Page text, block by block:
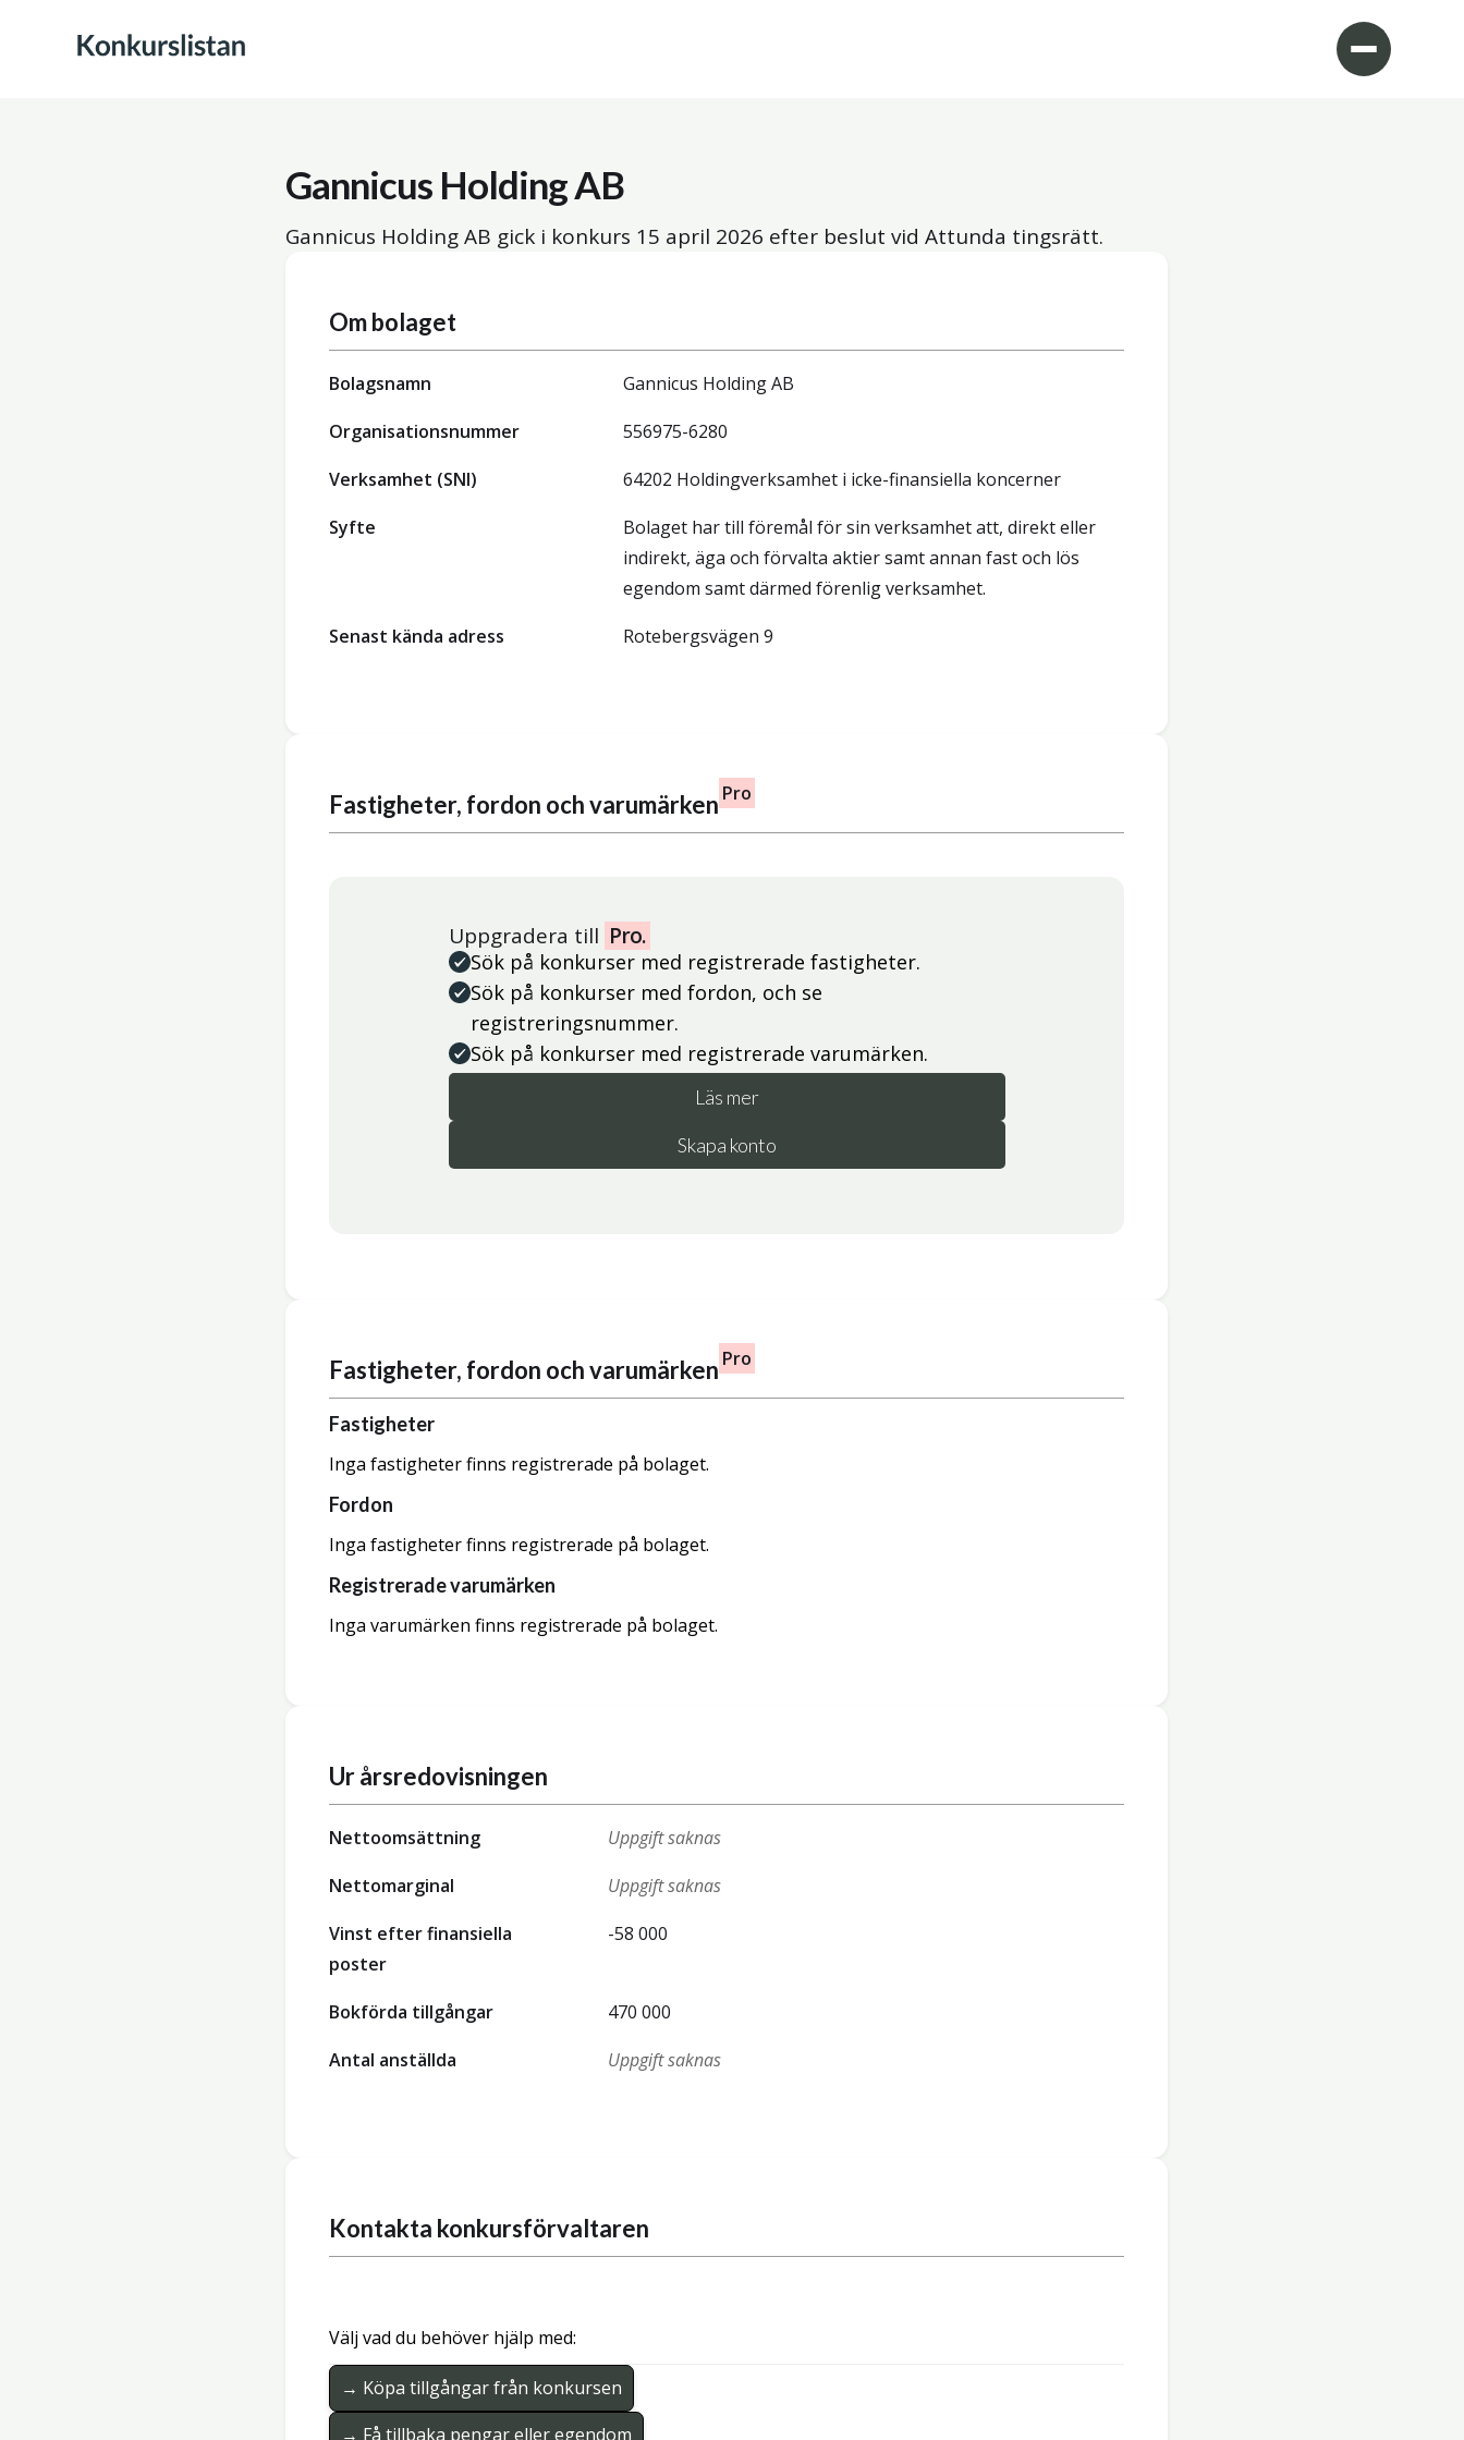
Gannicus Holding AB
Gannicus Holding AB gick i konkurs 15 april 2026 efter beslut vid Attunda tingsrätt.
Om bolaget
Bolagsnamn
Gannicus Holding AB
Organisationsnummer
556975-6280
Verksamhet (SNI)
64202 Holdingverksamhet i icke-finansiella koncerner
Syfte
Bolaget har till föremål för sin verksamhet att, direkt eller
indirekt, äga och förvalta aktier samt annan fast och lös
egendom samt därmed förenlig verksamhet.
Senast kända adress
Rotebergsvägen 9
Fastigheter, fordon och varumärken Pro
Uppgradera till Pro.
Sök på konkurser med registrerade fastigheter.
Sök på konkurser med fordon, och se
registreringsnummer.
Sök på konkurser med registrerade varumärken.
Läs mer
Skapa konto
Fastigheter, fordon och varumärken Pro
Fastigheter
Inga fastigheter finns registrerade på bolaget.
Fordon
Inga fastigheter finns registrerade på bolaget.
Registrerade varumärken
Inga varumärken finns registrerade på bolaget.
Ur årsredovisningen
Nettoomsättning
Uppgift saknas
Nettomarginal
Uppgift saknas
Vinst efter finansiella
poster
-58 000
Bokförda tillgångar
470 000
Antal anställda
Uppgift saknas
Kontakta konkursförvaltaren
Välj vad du behöver hjälp med:
→ Köpa tillgångar från konkursen
→ Få tillbaka pengar eller egendom